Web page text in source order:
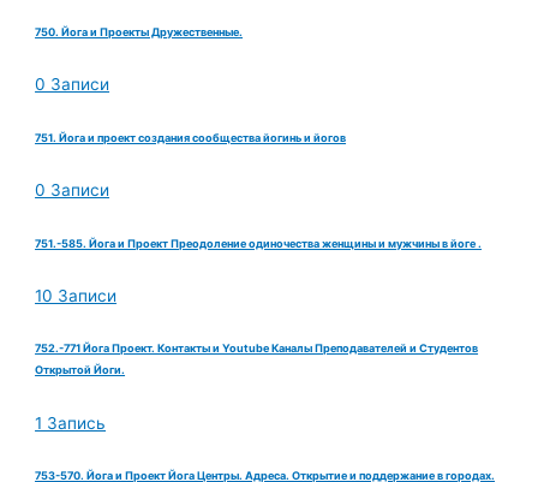
750. Йога и Проекты Дружественные.
0 Записи
751. Йога и проект создания сообщества йогинь и йогов
0 Записи
751.-585. Йога и Проект Преодоление одиночества женщины и мужчины в йоге .
10 Записи
752.-771 Йога Проект. Контакты и Youtube Каналы Преподавателей и Студентов
Открытой Йоги.
1 Запись
753-570. Йога и Проект Йога Центры. Адреса. Открытие и поддержание в городах.